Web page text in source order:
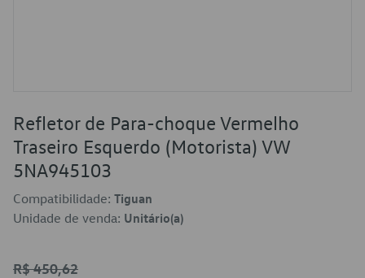
Refletor de Para-choque Vermelho
Traseiro Esquerdo (Motorista) VW
5NA945103
Compatibilidade: Tiguan
Unidade de venda: Unitário(a)
R$ 450,62